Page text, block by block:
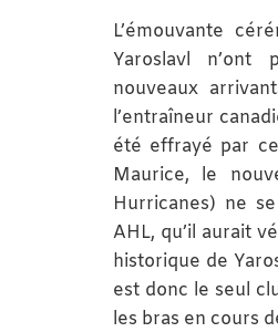
L’émouvante
Yaroslavl n’ont
nouveaux
l’entraîneur
été effrayé par
Maurice, le
Hurricanes) ne
AHL, qu’il aurait
historique de
est donc le seul
les bras en cours